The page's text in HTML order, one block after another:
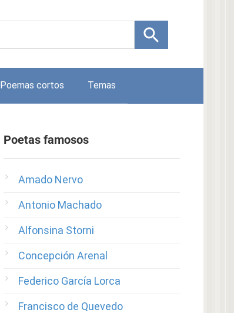
Poemas cortos Temas
Poetas famosos
Amado Nervo
Antonio Machado
Alfonsina Storni
Concepción Arenal
Federico García Lorca
Francisco de Quevedo